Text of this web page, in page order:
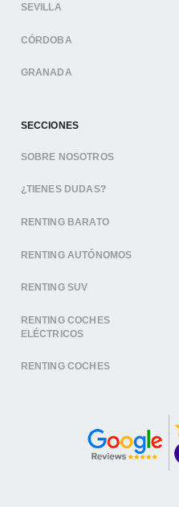
SEVILLA
CÓRDOBA
GRANADA
SECCIONES
SOBRE NOSOTROS
¿TIENES DUDAS?
RENTING BARATO
RENTING AUTÓNOMOS
RENTING SUV
RENTING COCHES
ELÉCTRICOS
RENTING COCHES